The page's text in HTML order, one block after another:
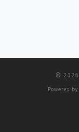
© 2026
Powered by